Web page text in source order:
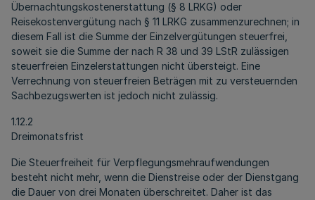
Übernachtungskostenerstattung (§ 8 LRKG) oder
Reisekostenvergütung nach § 11 LRKG zusammenzurechnen; in
diesem Fall ist die Summe der Einzelvergütungen steuerfrei,
soweit sie die Summe der nach R 38 und 39 LStR zulässigen
steuerfreien Einzelerstattungen nicht übersteigt. Eine
Verrechnung von steuerfreien Beträgen mit zu versteuernden
Sachbezugswerten ist jedoch nicht zulässig.
1.12.2
Dreimonatsfrist
Die Steuerfreiheit für Verpflegungsmehraufwendungen
besteht nicht mehr, wenn die Dienstreise oder der Dienstgang
die Dauer von drei Monaten überschreitet. Daher ist das